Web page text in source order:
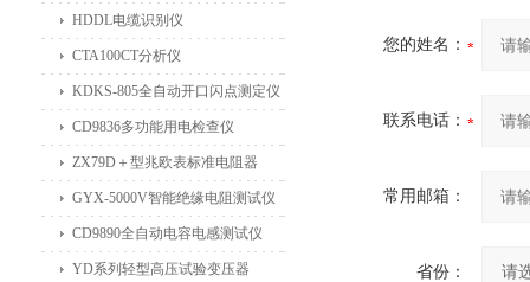
您的姓名：
联系电话：
常用邮箱：
省份：
HDDL电缆识别仪
CTA100CT分析仪
KDKS-805全自动开口闪点测定仪
CD9836多功能用电检查仪
ZX79D＋型兆欧表标准电阻器
GYX-5000V智能绝缘电阻测试仪
CD9890全自动电容电感测试仪
YD系列轻型高压试验变压器